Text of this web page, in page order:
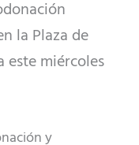
la Plaza de
este miércoles
y